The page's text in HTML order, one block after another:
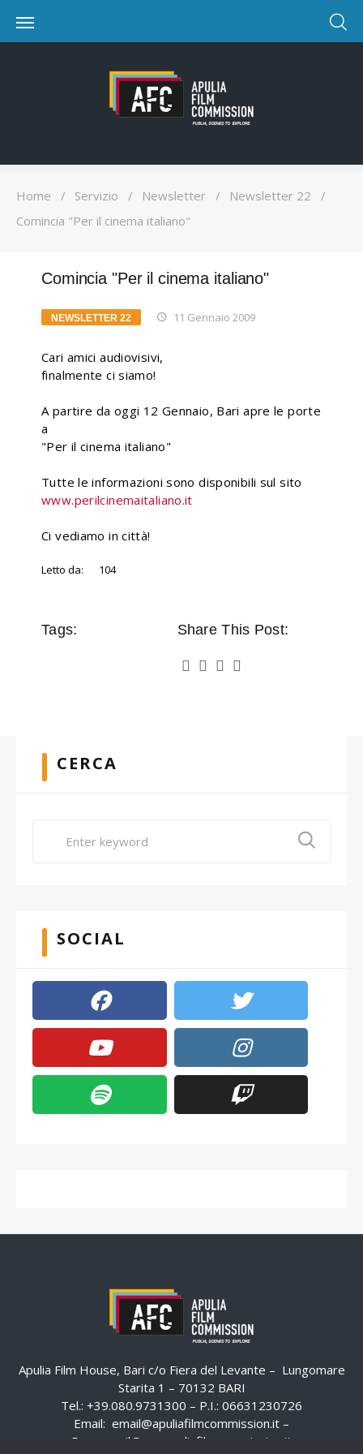
Home / Servizio / Newsletter / Newsletter 22
/
Comincia "Per il cinema italiano"
Comincia "Per il cinema italiano"
NEWSLETTER 22 11 Gennaio 2009
Cari amici audiovisivi,
finalmente ci siamo!
A partire da oggi 12 Gennaio, Bari apre le porte
a
"Per il cinema italiano"
Tutte le informazioni sono disponibili sul sito
www.perilcinemaitaliano.it
Ci vediamo in città!
Letto da: 104
Tags: Share This Post:
CERCA
SOCIAL
Apulia Film House, Bari c/o Fiera del Levante – Lungomare
Starita 1 – 70132 BARI
Tel.: +39.080.9731300 – P.I.: 06631230726
Email: email@apuliafilmcommission.it –
Pec:
email@pec.apuliafilmcommission.it